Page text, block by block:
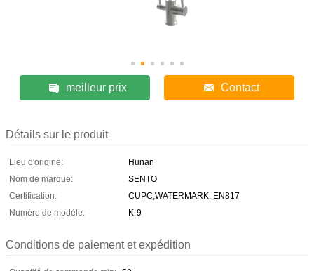
meilleur prix Contact
Détails sur le produit
Lieu d'origine:
Hunan
Nom de marque:
SENTO
Certification:
CUPC,WATERMARK, EN817
Numéro de modèle:
K-9
Conditions de paiement et expédition